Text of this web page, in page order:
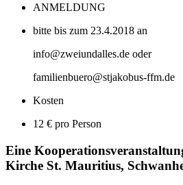
ANMELDUNG
bitte bis zum 23.4.2018 an
info@zweiundalles.de oder
familienbuero@stjakobus-ffm.de
Kosten
12 € pro Person
Eine
Kirche St. Mauritius,